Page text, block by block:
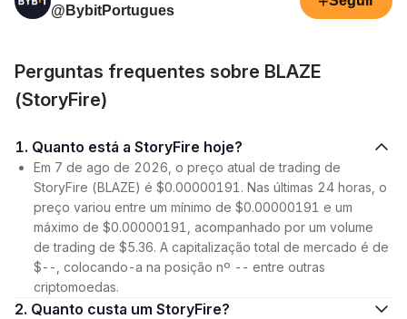
@BybitPortugues
Perguntas frequentes sobre BLAZE
(StoryFire)
1. Quanto está a StoryFire hoje?
Em 7 de ago de 2026, o preço atual de trading de
StoryFire (BLAZE) é $0.00000191. Nas últimas 24 horas, o
preço variou entre um mínimo de $0.00000191 e um
máximo de $0.00000191, acompanhado por um volume
de trading de $5.36. A capitalização total de mercado é de
$--, colocando-a na posição nº -- entre outras
criptomoedas.
2. Quanto custa um StoryFire?